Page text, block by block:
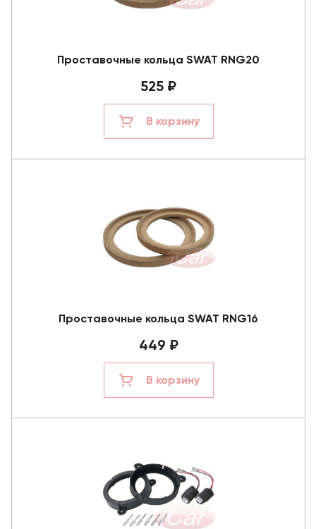
Проставочные кольца SWAT RNG20
525 ₽
В корзину
Проставочные кольца SWAT RNG16
449 ₽
В корзину